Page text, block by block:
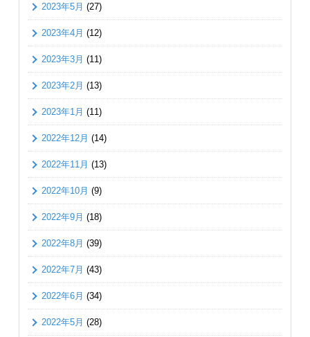
2023年5月 (27)
2023年4月 (12)
2023年3月 (11)
2023年2月 (13)
2023年1月 (11)
2022年12月 (14)
2022年11月 (13)
2022年10月 (9)
2022年9月 (18)
2022年8月 (39)
2022年7月 (43)
2022年6月 (34)
2022年5月 (28)